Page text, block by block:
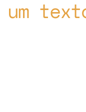
um